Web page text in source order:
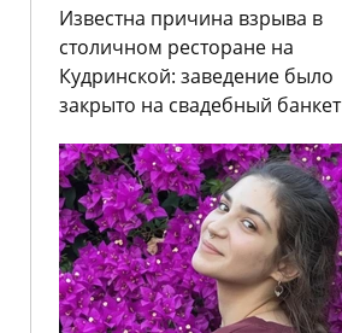
Известна причина взрыва в
столичном ресторане на
Кудринской: заведение было
закрыто на свадебный банкет